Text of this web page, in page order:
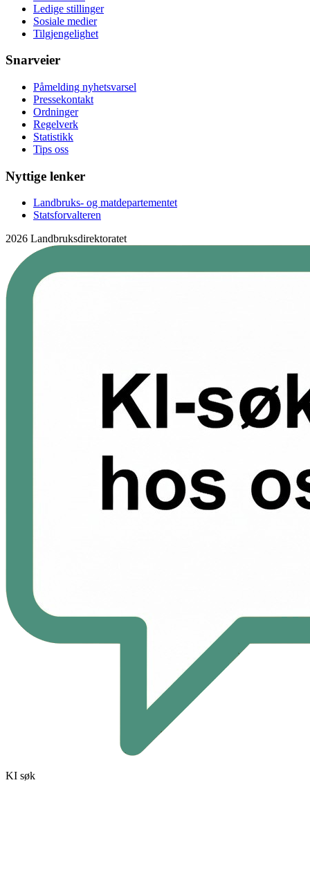
Ledige stillinger
Sosiale medier
Tilgjengelighet
Snarveier
Påmelding nyhetsvarsel
Pressekontakt
Ordninger
Regelverk
Statistikk
Tips oss
Nyttige lenker
Landbruks- og matdepartementet
Statsforvalteren
2026 Landbruksdirektoratet
KI søk